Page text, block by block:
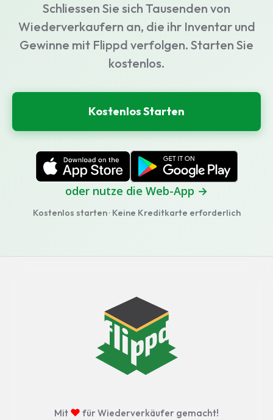
Schliessen Sie sich Tausenden von
Wiederverkaufern an, die ihr Inventar und
Gewinne mit Flippd verfolgen. Starten Sie
kostenlos.
Kostenlos Starten
oder nutze die Web-App →
Kostenlos starten · Keine Kreditkarte erforderlich
Mit ♥ für Wiederverkäufer gemacht!